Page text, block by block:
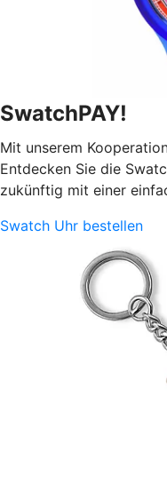
SwatchPAY!
Mit unserem
Entdecken Sie die
zukünftig mit einer
Swatch Uhr bestellen